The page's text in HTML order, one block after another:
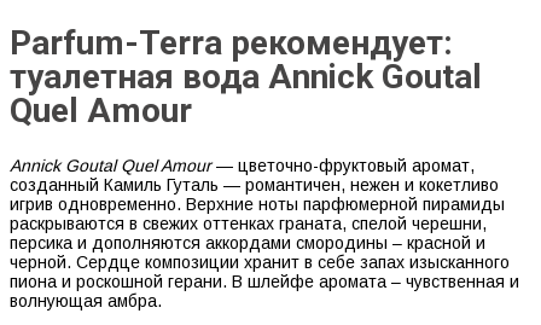
Parfum-Terra рекомендует:
туалетная вода Annick Goutal
Quel Amour
Annick Goutal Quel Amour— цветочно-фруктовый аромат,
созданный Камиль Гуталь — романтичен, нежен и кокетливо
игрив одновременно. Верхние ноты парфюмерной пирамиды
раскрываются в свежих оттенках граната, спелой черешни,
персика и дополняются аккордами смородины – красной и
черной. Сердце композиции хранит в себе запах изысканного
пиона и роскошной герани. В шлейфе аромата – чувственная и
волнующая амбра.